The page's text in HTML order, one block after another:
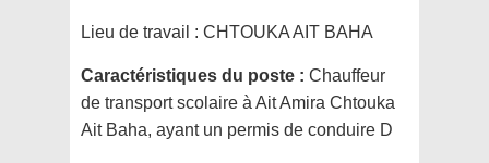
Lieu de travail : CHTOUKA AIT BAHA
Caractéristiques du poste : Chauffeur
de transport scolaire à Ait Amira Chtouka
Ait Baha, ayant un permis de conduire D